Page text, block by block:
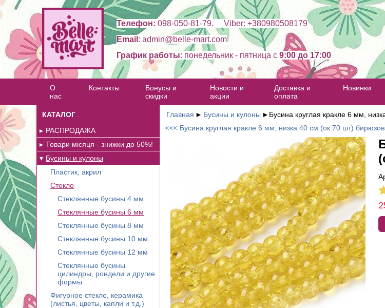
Телефон: 098-050-81-79. Viber: +380980508179
Email : admin@belle-mart.com
График работы: понедельник - пятница c 9:00 до 17:00
О
нас
Контакты
Бонусы и
скидки
Новости и
акции
Доставка и
оплата
Новинки
КАТАЛОГ
РАСПРОДАЖА
Товари місяця - знижки до 50%!
Бусины и кулоны
Пластик, акрил
Стекло
Стеклянные бусины 4 мм
Стеклянные бусины 6 мм
Стеклянные бусины 8 мм
Стеклянные бусины 10 мм
Стеклянные бусины 12 мм
Стеклянные бусины
цилиндры, рондели и другие
формы
Фигурное стекло, керамика
(листья, цветы, капли и т.д.)
Главная ► Бусины и кулоны ► Бусина круглая кракле 6 мм,
<<< Бусина круглая кракле 6 мм, низка 40 см (ок.70 шт)